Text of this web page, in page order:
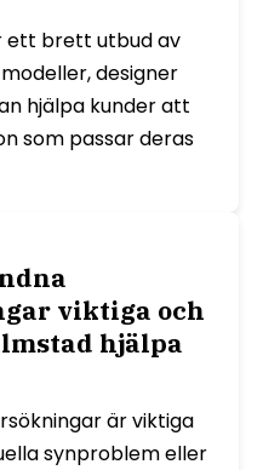
ett brett utbud av
designer
hjälpa kunder att
som passar deras
viktiga och
hjälpa
är viktiga
synproblem eller